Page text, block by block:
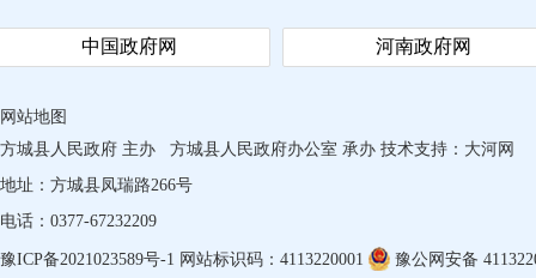
中国政府网 河南政府网
网站地图
方城县人民政府 主办
方城县人民政府办公室 承办 技术支持： 大河网
地址：方城县凤瑞路266号
电话：0377-67232209
豫ICP备2021023589号-1 网站标识码：4113220001 豫公网安备